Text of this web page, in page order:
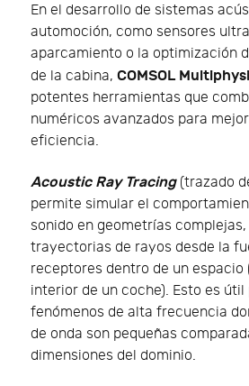
En el desarrollo de sistemas
automoción, como sensores
aparcamiento o la optimización
de la cabina, COMSOL
potentes herramientas que
numéricos avanzados para
eficiencia.
Acoustic Ray Tracing(trazado
permite simular el
sonido en geometrías
trayectorias de rayos desde la
receptores dentro de un espacio
interior de un coche). Esto es
fenómenos de alta frecuencia
de onda son pequeñas
dimensiones del dominio.